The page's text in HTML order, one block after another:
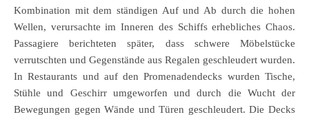
Kombination mit dem ständigen Auf und Ab durch die hohen
Wellen, verursachte im Inneren des Schiffs erhebliches Chaos.
Passagiere berichteten später, dass schwere Möbelstücke
verrutschten und Gegenstände aus Regalen geschleudert wurden.
In Restaurants und auf den Promenadendecks wurden Tische,
Stühle und Geschirr umgeworfen und durch die Wucht der
Bewegungen gegen Wände und Türen geschleudert. Die Decks